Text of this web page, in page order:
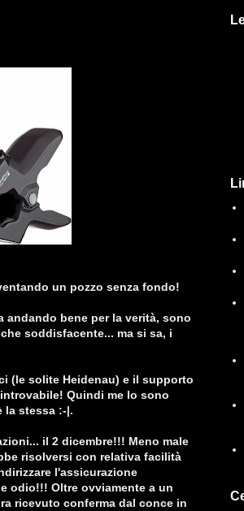
un pozzo senza fondo!
andando bene per la verità, sono
soddisfacente... ma si sa, i
(le solite Heidenau) e il supporto
Quindi me lo sono
la stessa :-|.
il 2 dicembre!!! Meno male
risolversi con relativa facilità
l'assicurazione
odio!!! Oltre ovviamente a un
ricevuto conferma dal conce in